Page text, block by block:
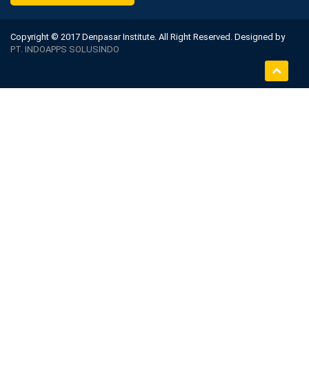
Copyright © 2017 Denpasar Institute. All Right Reserved. Designed by
PT. INDOAPPS SOLUSINDO